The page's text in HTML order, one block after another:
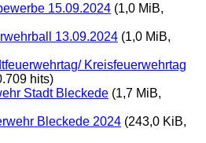
15.09.2024 (1,0 MiB,
13.09.2024 (1,0 MiB,
Kreisfeuerwehrtag
hits)
Stadt Bleckede (1,7 MiB,
Bleckede 2024 (243,0 KiB,